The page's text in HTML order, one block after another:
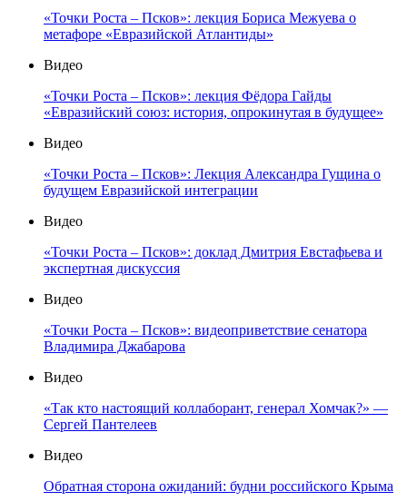
«Точки Роста – Псков»: лекция Бориса Межуева о
метафоре «Евразийской Атлантиды»
Видео
«Точки Роста – Псков»: лекция Фёдора Гайды
«Евразийский союз: история, опрокинутая в будущее»
Видео
«Точки Роста – Псков»: Лекция Александра Гущина о
будущем Евразийской интеграции
Видео
«Точки Роста – Псков»: доклад Дмитрия Евстафьева и
экспертная дискуссия
Видео
«Точки Роста – Псков»: видеоприветствие сенатора
Владимира Джабарова
Видео
«Так кто настоящий коллаборант, генерал Хомчак?» —
Сергей Пантелеев
Видео
Обратная сторона ожиданий: будни российского Крыма